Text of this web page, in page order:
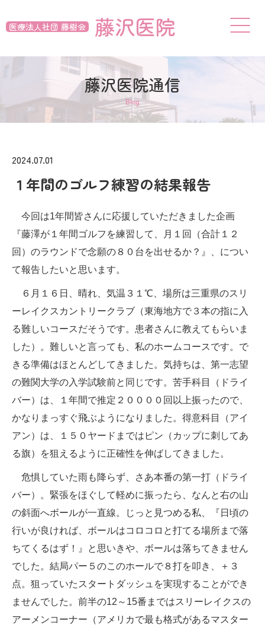
医療法人社団 藤樹会 藤沢医院
藤沢医院通信
Blog
2024.07.01
１年間のゴルフ練習の結果報告
今回は1年間皆さんに応援していただきました企画
『藤澤が１年間ゴルフを練習して、月１回（合計１２
回）のラウンドで念願の８０台を出せるか？』、につい
て報告したいと思います。
６月１６日、晴れ、気温３１℃、場所は三重県のスリ
ーレイクスカントリークラブ（東海地方で３本の指に入
る難しいコースだそうです。患者さんに教えてもらいま
した）。難しいと言っても、私のホームコースです。で
きる準備はほとんどしてきました。気持ちは、第一志望
の難関大学の入学試験前と同じです。苦手科目（ドライ
バー）は、１年間で推定２００００回以上振ったので、
かなりまっすぐ飛ぶようになりました。得意科目（アイ
アン）は、１５０ヤードまではピン（カップに刺してあ
る旗）を狙えるように正確性を伸ばしてきました。
危惧していた雨も降らず、さあ本番の第一打（ドライ
バー）。緊張をほぐして軽めに振ったら、なんと右の山
の斜面へボールが一直線。じっと見つめる私、『日頃の
行いが良ければ、ボールはコロコロと打てる場所まで落
ちてくるはず！』と思いきや、ボールは落ちてきません
でした。結局パー５のこのホールで８打を叩き、＋３
点。狙っていたスタートダッシュを実現することができ
ませんでした。前半の12～15番まではスリーレイクスの
アーメンコーナー（アメリカで最も格式があるマスター